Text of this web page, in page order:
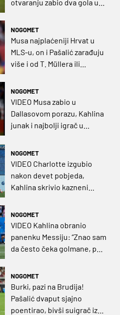
otvaranju zabio dva gola u
NOGOMET
Musa najplaćeniji Hrvat u
MLS-u, on i Pašalić zarađuju
više i od T. Müllera ili
NOGOMET
VIDEO Musa zabio u
Dallasovom porazu, Kahlina
junak i najbolji igrač u
NOGOMET
VIDEO Charlotte izgubio
nakon devet pobjeda,
Kahlina skrivio kazneni
NOGOMET
VIDEO Kahlina obranio
panenku Messiju: “Znao sam
da često čeka golmane, pa
NOGOMET
Burki, pazi na Brudija!
Pašalić dvaput sjajno
poentirao, bivši suigrač iz